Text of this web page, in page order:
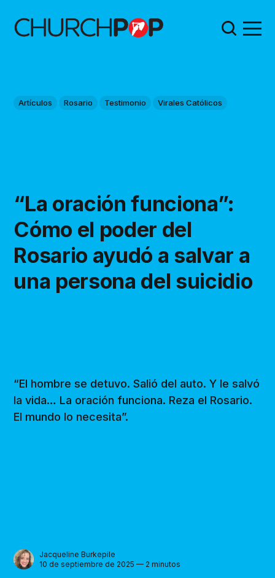
Artículos Rosario Testimonio Virales Católicos
“La oración funciona”:
Cómo el poder del
Rosario ayudó a salvar a
una persona del suicidio
“El hombre se detuvo. Salió del auto. Y le salvó
la vida… La oración funciona. Reza el Rosario.
El mundo lo necesita”.
Jacqueline Burkepile
10 de septiembre de 2025 — 2 minutos